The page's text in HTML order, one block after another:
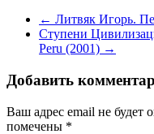
← Литвяк Игорь.
Ступени
Peru (2001) →
Добавить
Ваш адрес email не будет
помечены *